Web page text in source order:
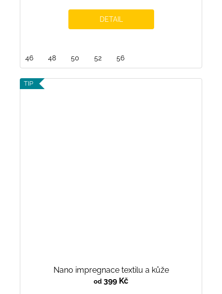
DETAIL
46 48 50 52 56
TIP
Nano impregnace textilu a kůže
od 399 Kč